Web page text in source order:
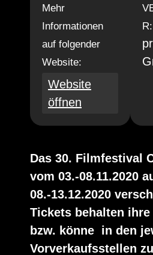
Mehr
Informationen
auf folgender
Website:
Website
öffnen
R:
Das 30. Filmfestival
vom 03.-08.11.2020
08.-13.12.2020
Tickets behalten
bzw. könne in den
Vorverkaufsstellen